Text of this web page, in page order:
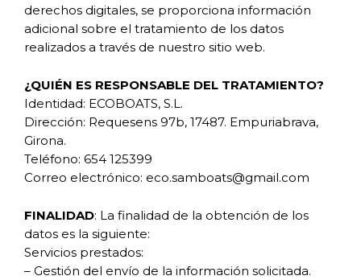
derechos digitales, se proporciona información
adicional sobre el tratamiento de los datos
realizados a través de nuestro sitio web.
¿QUIÉN ES RESPONSABLE DEL TRATAMIENTO?
Identidad: ECOBOATS, S.L.
Dirección: Requesens 97b, 17487. Empuriabrava,
Girona.
Teléfono: 654 125399
Correo electrónico: eco.samboats@gmail.com
FINALIDAD: La finalidad de la obtención de los
datos es la siguiente:
Servicios prestados:
– Gestión del envío de la información solicitada.